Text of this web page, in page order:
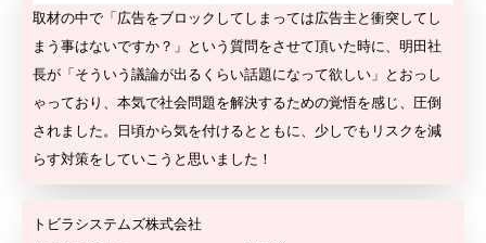
取材の中で「広告をブロックしてしまっては広告主と衝突してし
まう事はないですか？」という質問をさせて頂いた時に、明田社
長が「そういう議論が出るくらい話題になって欲しい」とおっし
ゃっており、本気で社会問題を解決するための覚悟を感じ、圧倒
されました。日頃から気を付けるとともに、少しでもリスクを減
らす対策をしていこうと思いました！
トビラシステムズ株式会社